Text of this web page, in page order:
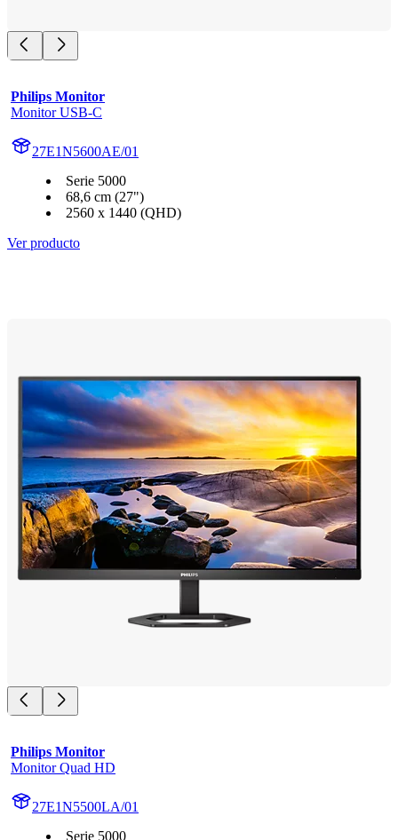
Philips Monitor
Monitor USB-C
27E1N5600AE/01
Serie 5000
68,6 cm (27")
2560 x 1440 (QHD)
Ver producto
Philips Monitor
Monitor Quad HD
27E1N5500LA/01
Serie 5000